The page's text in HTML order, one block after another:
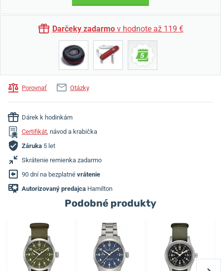
Darčeky zadarmov hodnote až 119 €
Porovnať Otázky
Dárek k hodinkám
Certifikát, návod a krabička
Záruka 5 let
Skrátenie remienka zadarmo
90 dní na bezplatné vrátenie
Autorizovaný predajca Hamilton
Podobné produkty